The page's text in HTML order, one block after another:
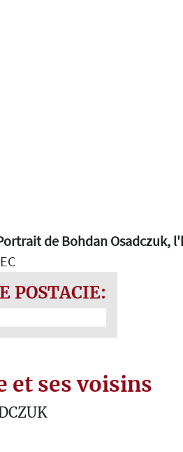
de Bohdan Osadczuk,
POSTACIE:
et ses voisins